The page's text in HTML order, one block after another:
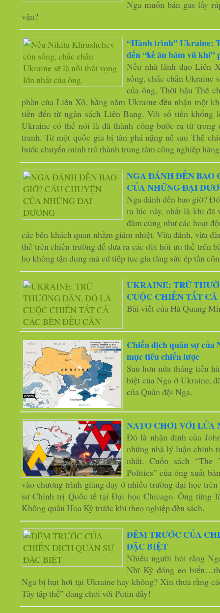
Nga muốn bán gas lấy
vận?
“Hành trình” Ukraine:
đến “kẻ ăn bám vũ khí”
Nếu nhà lãnh đạo Liên
sống, chắc chắn Ukraine
của ông. Thời hậu Thế
phần của Liên Xô, hằng năm Ukraine đều nhận một
tiền đến từ ngân sách Liên Bang. Với số tiền khổng
Ukraine có thể nói là đã thành công bước ra từ trong
tranh. Từ một quốc gia bị tàn phá nặng nề sau Thế
bước chuyển mình trở thành trung tâm công nghiệp
NGA ĐÁNH ĐẾN BAO
CỦA NHỮNG ĐẠI
Nga đánh đến bao giờ?
ra lúc này, nhất là khi đã
đàm cũng như các hoạt
các bên khách quan nhằm giảm nhiệt. Vừa đánh, vừa
thế trên chiến trường để đưa ra các đòi hỏi ưu thế trên
họ không tận dụng mà cứ tiếp tục gia tăng sức ép tấn
UKRAINE: TRỪ
CUỘC CHIẾN TẤT
Bài viết của Hà Quang
Chiến dịch quân sự
mục tiêu chiến lược
Sau hơn nửa tháng tiến
biệt của Nga ở Ukraine,
của Quân đội Nga.
NATO CHƠI VỚI LỬA
Đó là nhận định của
những nhà lý luận chính
nhất. Cuốn sách “The
Politics” của ông xuất
vào chương trình giảng dạy ở nhiều trường đại học
sư Chính trị Quốc tế tại Đại học Chicago. Ông từng
Không quân Hoa Kỳ trước khi theo nghiệp đèn sách.
ĐÊM TRƯỚC CỦA
ĐẶC BIỆT
Nhiều người hỏi rằng
Nhĩ Kỳ đóng eo
Nga bị hụt hơi tại Ukraine hay không? Xin thưa rằng
Tây tập thể” đang chơi với Putin đấy!